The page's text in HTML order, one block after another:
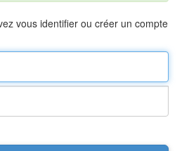
vous identifier ou créer un compte